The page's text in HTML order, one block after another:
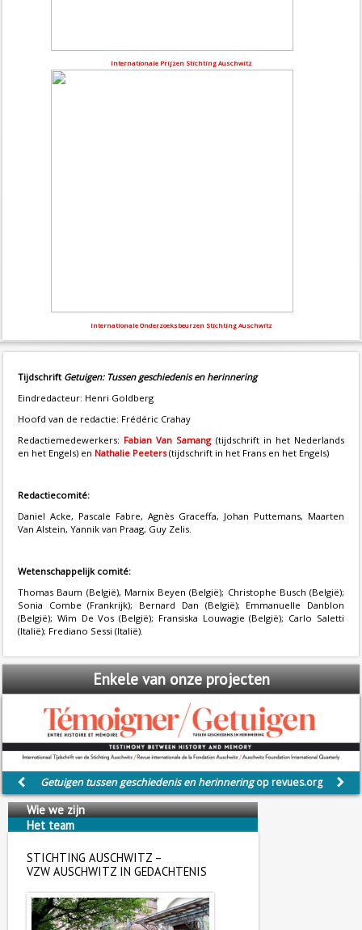
Internationale Prijzen Stichting Auschwitz
Internationale Onderzoeksbeurzen Stichting Auschwitz
TijdschriftGetuigen: Tussen geschiedenis en herinnering
Eindredacteur: Henri Goldberg
Hoofd van de redactie: Frédéric Crahay
Redactiemedewerkers: Fabian Van Samang(tijdschrift in het Nederlands
en het Engels) en Nathalie Peeters(tijdschrift in het Frans en het Engels)
Redactiecomité:
Daniel Acke, Pascale Fabre, Agnès Graceffa, Johan Puttemans, Maarten
Van Alstein, Yannik van Praag, Guy Zelis.
Wetenschappelijk comité:
Thomas Baum (België), Marnix Beyen (België); Christophe Busch (België);
Sonia Combe (Frankrijk); Bernard Dan (België); Emmanuelle Danblon
(België); Wim De Vos (België); Fransiska Louwagie (België); Carlo Saletti
(Italië); Frediano Sessi (Italië).
Enkelevan onze projecten
Getuigen tussen geschiedenis en herinneringop revues.org
Wie we zijn
Het team
STICHTING AUSCHWITZ –
VZW AUSCHWITZ IN GEDACHTENIS